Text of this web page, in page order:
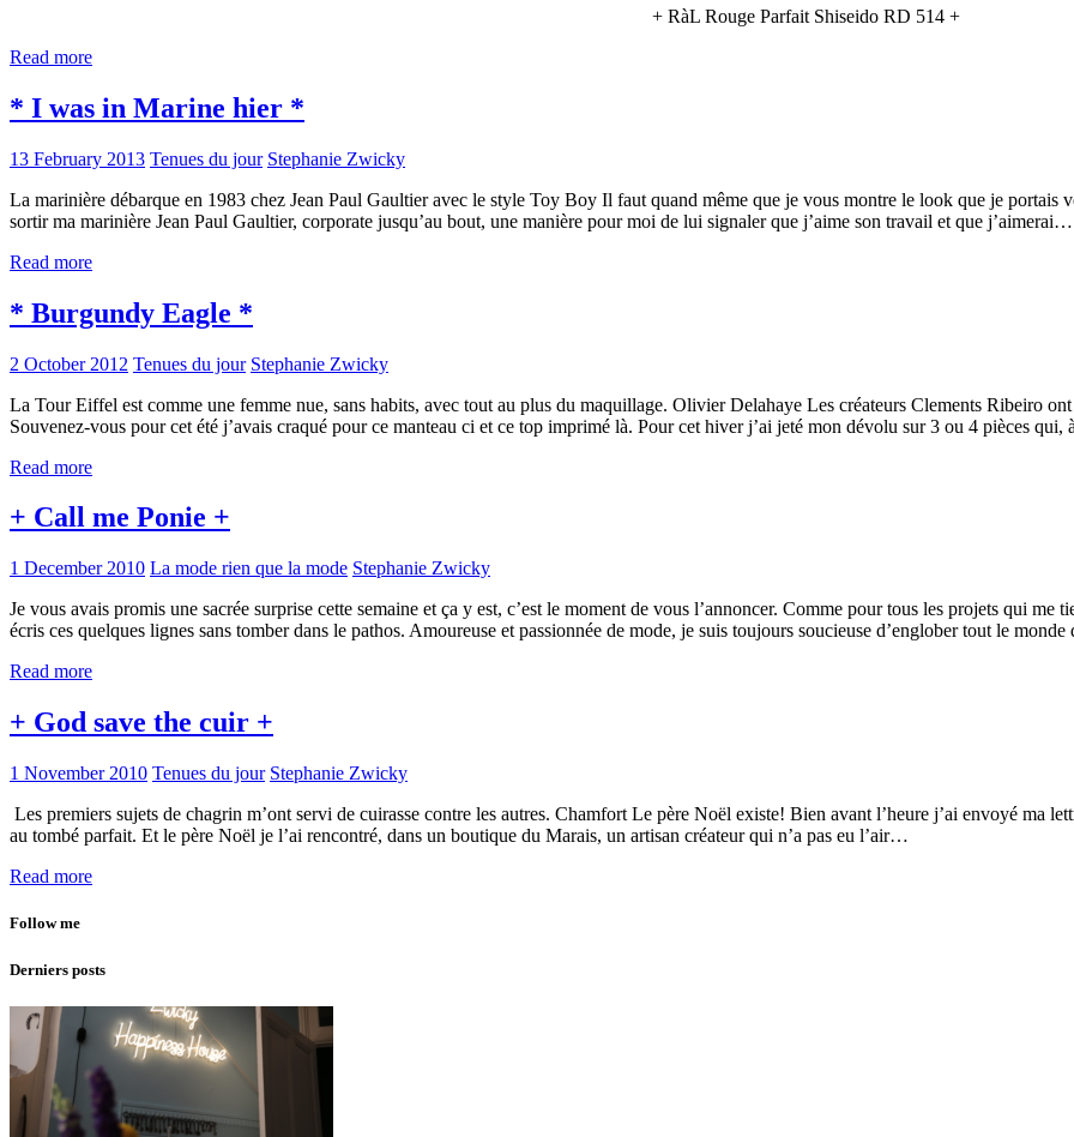
+ RàL Rouge Parfait Shiseido RD 514 +
Read more
* I was in Marine hier *
13 February 2013 Tenues du jour Stephanie Zwicky
La marinière débarque en 1983 chez Jean Paul Gaultier avec le style Toy Boy Il faut quand même que je vous montre le look que je portais
sortir ma marinière Jean Paul Gaultier, corporate jusqu’au bout, une manière pour moi de lui signaler que j’aime son travail et que j’aimerai…
Read more
* Burgundy Eagle *
2 October 2012 Tenues du jour Stephanie Zwicky
La Tour Eiffel est comme une femme nue, sans habits, avec tout au plus du maquillage. Olivier Delahaye Les créateurs Clements Ribeiro
Souvenez-vous pour cet été j’avais craqué pour ce manteau ci et ce top imprimé là. Pour cet hiver j’ai jeté mon dévolu sur 3 ou 4 pièces
Read more
+ Call me Ponie +
1 December 2010 La mode rien que la mode Stephanie Zwicky
Je vous avais promis une sacrée surprise cette semaine et ça y est, c’est le moment de vous l’annoncer. Comme pour tous les projets qui me
écris ces quelques lignes sans tomber dans le pathos. Amoureuse et passionnée de mode, je suis toujours soucieuse d’englober tout le
Read more
+ God save the cuir +
1 November 2010 Tenues du jour Stephanie Zwicky
Les premiers sujets de chagrin m’ont servi de cuirasse contre les autres. Chamfort Le père Noël existe! Bien avant l’heure j’ai envoyé ma
au tombé parfait. Et le père Noël je l’ai rencontré, dans un boutique du Marais, un artisan créateur qui n’a pas eu l’air…
Read more
Follow me
Derniers posts